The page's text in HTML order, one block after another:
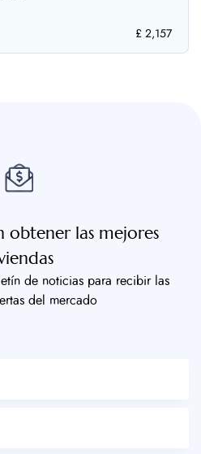
£ 2,157
obtener las mejores
de noticias para recibir las
del mercado